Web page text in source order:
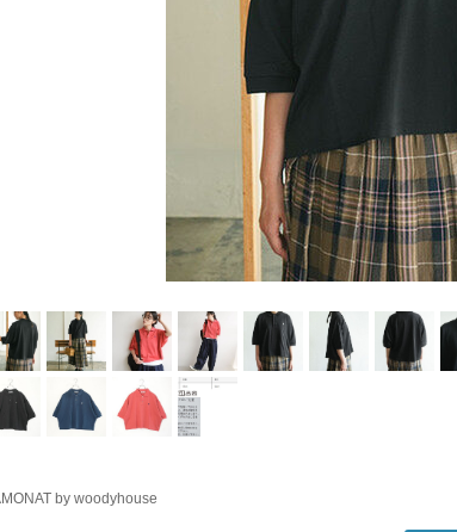
by woodyhouse